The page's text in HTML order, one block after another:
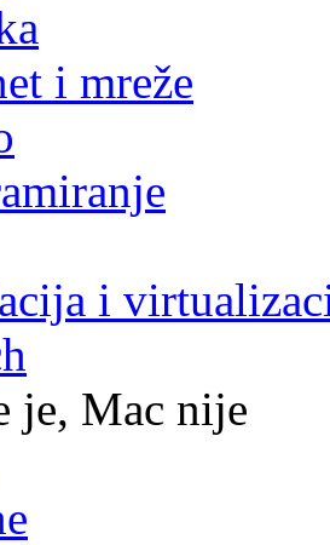
i mreže
i
je, Mac nije